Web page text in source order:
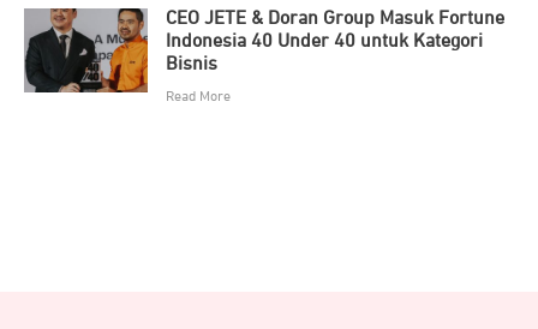
CEO JETE & Doran Group Masuk Fortune
Indonesia 40 Under 40 untuk Kategori
Bisnis
Read More